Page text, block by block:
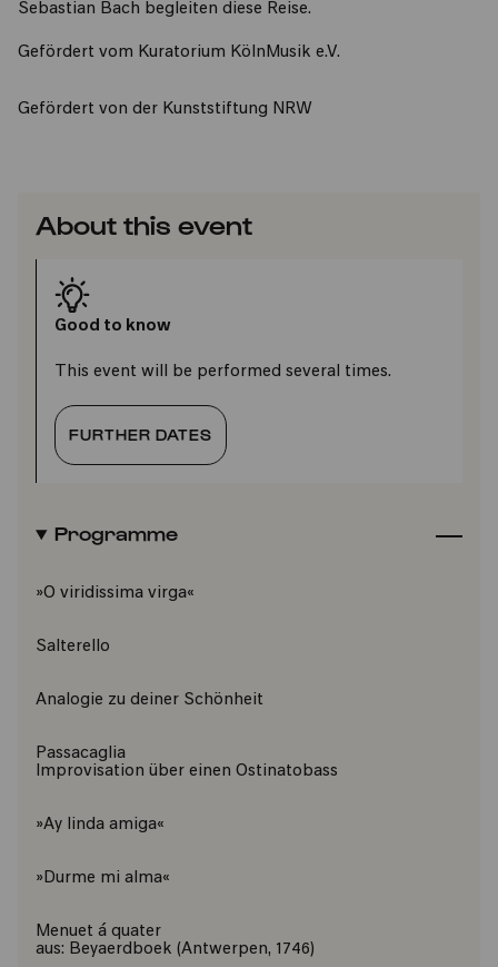
Sebastian Bach begleiten diese Reise.
​Gefördert vom Kuratorium KölnMusik e.V.
​Gefördert von der Kunststiftung NRW
About this event
Good to know
This event will be performed several times.
FURTHER DATES
Programme
»O viridissima virga«
Salterello
Analogie zu deiner Schönheit
Passacaglia
Improvisation über einen Ostinatobass
»Ay linda amiga«
»Durme mi alma«
Menuet á quater
aus: Beyaerdboek (Antwerpen, 1746)